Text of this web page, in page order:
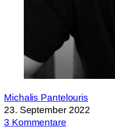
Michalis Pantelouris
23. September 2022
3 Kommentare